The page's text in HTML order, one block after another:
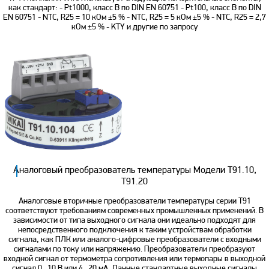
как стандарт: - Pt1000, класс B по DIN EN 60751 - Pt100, класс B по DIN
EN 60751 - NTC, R25 = 10 кОм ±5 % - NTC, R25 = 5 кОм ±5 % - NTC, R25 = 2,7
кОм ±5 % - KTY и другие по запросу
Аналоговый преобразователь температуры Модели T91.10,
T91.20
Аналоговые вторичные преобразователи температуры серии T91
соответствуют требованиям современных промышленных применений. В
зависимости от типа выходного сигнала они идеально подходят для
непосредственного подключения к таким устройствам обработки
сигнала, как ПЛК или аналого-цифровые преобразователи с входными
сигналами по току или напряжению. Преобразователи преобразуют
входной сигнал от термометра сопротивления или термопары в выходной